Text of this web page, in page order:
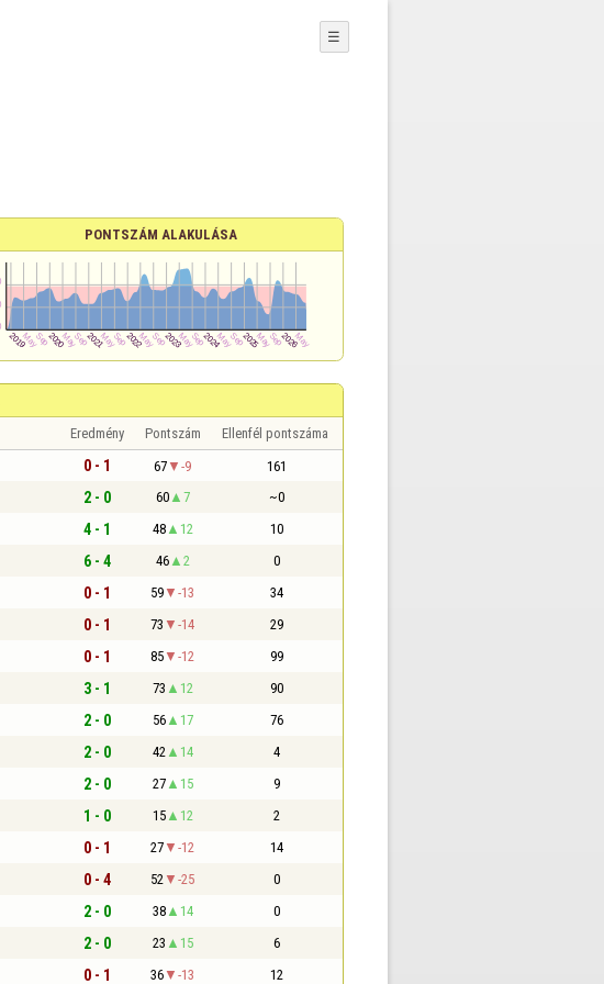
☰
PONTSZÁM ALAKULÁSA
Eredmény Pontszám Ellenfél pontszáma
0 - 1 67 -9 161
2 - 0 60 7 ~0
4 - 1 48 12 10
6 - 4 46 2 0
0 - 1 59 -13 34
0 - 1 73 -14 29
0 - 1 85 -12 99
3 - 1 73 12 90
2 - 0 56 17 76
2 - 0 42 14 4
2 - 0 27 15 9
1 - 0 15 12 2
0 - 1 27 -12 14
0 - 4 52 -25 0
2 - 0 38 14 0
2 - 0 23 15 6
0 - 1 36 -13 12